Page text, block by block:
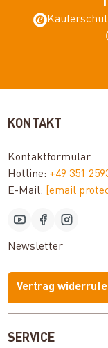
SERVICE
KONTAKT
Kontaktformular
Hotline: +49 351
E-Mail:
[email
Newsletter
Vertrag